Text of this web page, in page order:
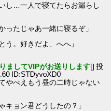
し…一人で寝てたらお漏らし
ったじゃあ一緒に寝るぞ」
う。好きだよ、へへ」
ましてVIPがお送りします[] 投
ID:STDyvoXD0
やべえもう昼の二時じゃない
キョン君どうしたの？」